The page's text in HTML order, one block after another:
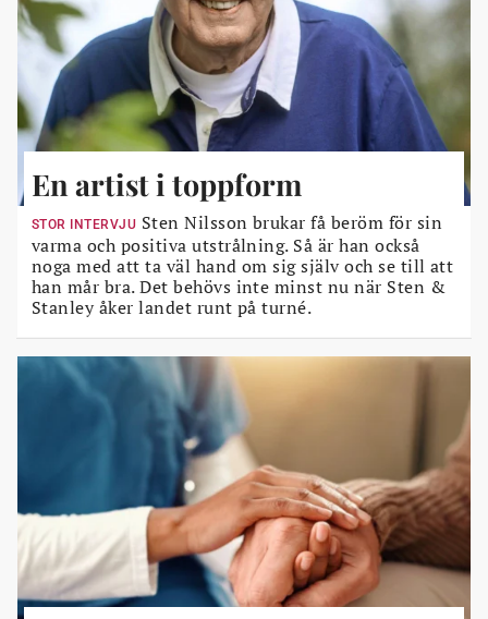
En artist i toppform
STOR INTERVJU Sten Nilsson brukar få beröm för sin
varma och positiva utstrålning. Så är han också
noga med att ta väl hand om sig själv och se till att
han mår bra. Det behövs inte minst nu när Sten &
Stanley åker landet runt på turné.